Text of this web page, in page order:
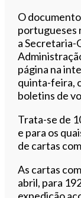
O
portugueses
a Secretaria-
página na
quinta-feira,
boletins de
Trata-se de
e para os
de cartas
As cartas
abril, para